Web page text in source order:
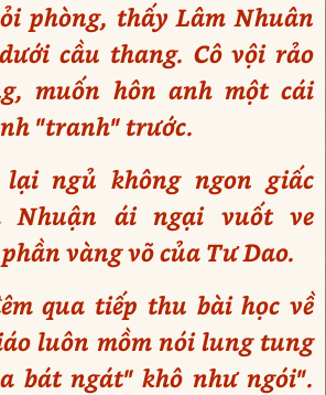
phòng, thấy Lâm Nhuân
cầu thang. Cô vội rảo
muốn hôn anh một cái
"tranh" trước.
lại ngủ không ngon giấc
Nhuận ái ngại vuốt ve
vàng võ của Tư Dao.
qua tiếp thu bài học về
luôn mồm nói lung tung
bát ngát" khô như ngói".